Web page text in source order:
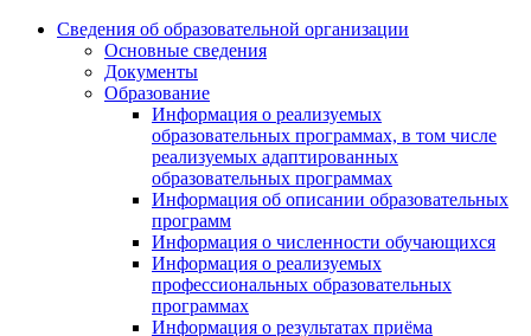
Сведения об образовательной организации
Основные сведения
Документы
Образование
Информация о реализуемых
образовательных программах, в том числе
реализуемых адаптированных
образовательных программах
Информация об описании образовательных
программ
Информация о численности обучающихся
Информация о реализуемых
профессиональных образовательных
программах
Информация о результатах приёма